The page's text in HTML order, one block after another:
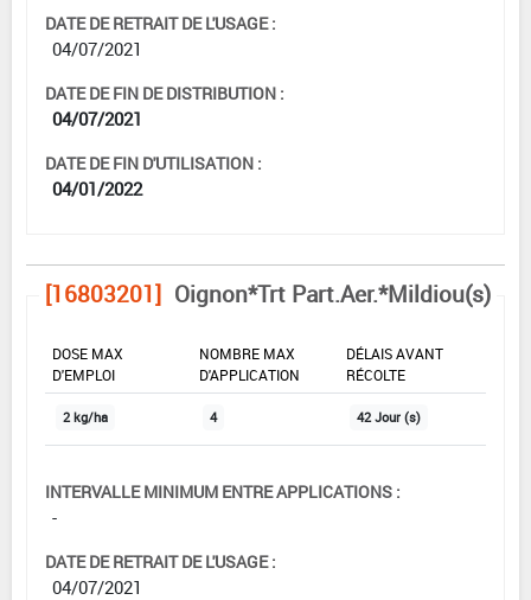
DATE DE RETRAIT DE L'USAGE :
04/07/2021
DATE DE FIN DE DISTRIBUTION :
04/07/2021
DATE DE FIN D'UTILISATION :
04/01/2022
[16803201] Oignon*Trt Part.Aer.*Mildiou(s)
DOSE MAX
D'EMPLOI
NOMBRE MAX
D'APPLICATION
DÉLAIS AVANT
RÉCOLTE
2 kg/ha 4 42 Jour (s)
INTERVALLE MINIMUM ENTRE APPLICATIONS :
-
DATE DE RETRAIT DE L'USAGE :
04/07/2021